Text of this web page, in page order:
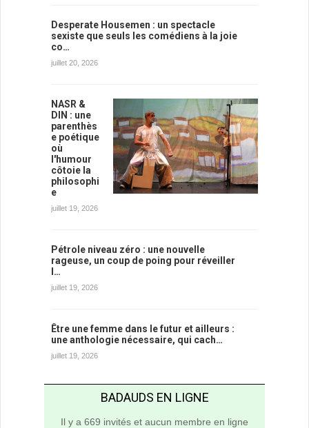
Desperate Housemen : un spectacle
sexiste que seuls les comédiens à la joie
co…
juillet 20, 2026
NASR &
DIN : une
parenthès
e poétique
où
l'humour
côtoie la
philosophi
e
juillet 19, 2026
Pétrole niveau zéro : une nouvelle
rageuse, un coup de poing pour réveiller
l…
juillet 19, 2026
Être une femme dans le futur et ailleurs :
une anthologie nécessaire, qui cach…
juillet 19, 2026
BADAUDS EN LIGNE
Il y a 669 invités et aucun membre en ligne